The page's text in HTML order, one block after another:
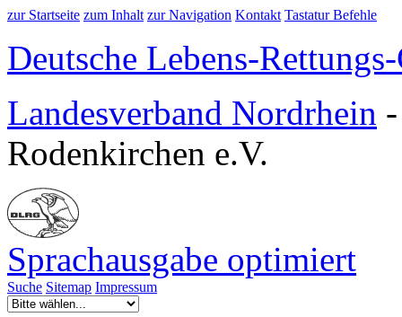
zur Startseite zum Inhalt zur Navigation Kontakt Tastatur Befehle
Deutsche Lebens-
Landesverband Nordrhein
Rodenkirchen e.V.
Sprachausgabe optimiert
Suche Sitemap Impressum